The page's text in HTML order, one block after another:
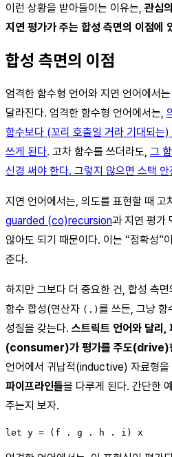
이런 상황을 받아들이는 이유는, 관심
지연 평가가 주는 합성 측면의 이점에
합성 측면의 이점
엄격한 함수형 언어와 지연 언어에서
달라진다. 엄격한 함수형 언어에서는,
함수보다 (꼬리 호출일 거라 기대되는
쓰게 된다. 고차 함수를 쓰더라도, 그
신경 써야 한다. 그렇지 않으면 스택
지연 언어에서는, 의도를 표현할 때 고
guarded (co)recursion과 지연 평가
않아도 되기 때문이다. 이는 “정확성”
준다.
하지만 그보다 더 중요한 건, 합성 측
함수 합성(연산자 (.) 를 쓰든, 그냥 함
성질을 갖는다. 스트릭트 언어와 달리,
(consumer)가 평가를 주도(drive)
언어에서 귀납적(inductive) 자료형을
파이프라인들을 다루게 된다. 간단한
주는지 보자.
let y = (f . g . h . i) x